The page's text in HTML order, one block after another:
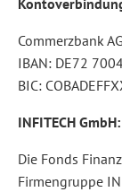
Commerzbank AG
IBAN: DE72
BIC:
INFITECH GmbH:
Die Fonds
Firmengruppe